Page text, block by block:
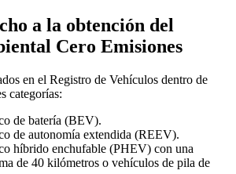
a la obtención del
Cero Emisiones
en el Registro de Vehículos dentro de
categorías:
de batería (BEV).
de autonomía extendida (REEV).
híbrido enchufable (PHEV) con una
de 40 kilómetros o vehículos de pila de